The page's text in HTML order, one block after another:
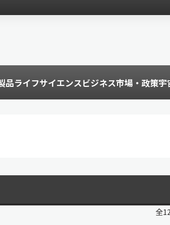
品ライフサイエンスビジネス市場・政策宇
全